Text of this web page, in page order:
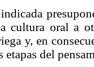
cultura oral a
y, en
etapas del